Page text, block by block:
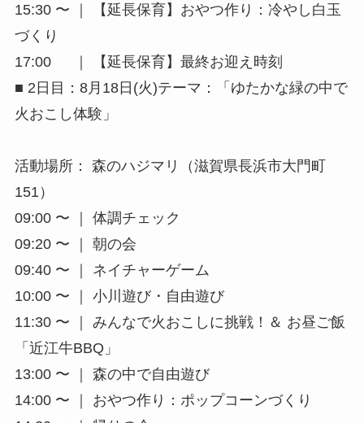
15:30 〜 ｜ 【延長保育】おやつ作り：冷やし白玉
づくり
17:00 ｜ 【延長保育】最終お迎え時刻
■ 2日目：8月18日(火)テーマ：「ゆたかな緑の中で
火おこし体験」
活動場所： 森のハジマリ（滋賀県長浜市大門町
151）
09:00 〜 ｜ 体調チェック
09:20 〜 ｜ 朝の会
09:40 〜 ｜ ネイチャーゲーム
10:00 〜 ｜ 小川遊び・自由遊び
11:30 〜 ｜ みんなで火おこしに挑戦！＆ お昼ご飯
「近江牛BBQ」
13:00 〜 ｜ 森の中で自由遊び
14:00 〜 ｜ おやつ作り：ポップコーンづくり